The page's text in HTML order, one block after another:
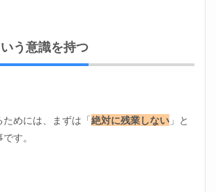
う意識を持つ
めには、まずは「絶対に残業しない 」と
す。